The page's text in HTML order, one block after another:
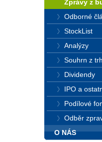
Zprávy z
Odborné
StockList
Analýzy
Souhrn z
Dividendy
IPO a
Podílové
Odběr
O NÁS